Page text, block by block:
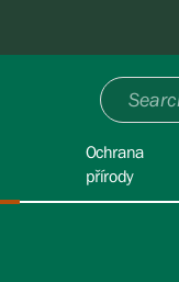
Ochrana
přírody